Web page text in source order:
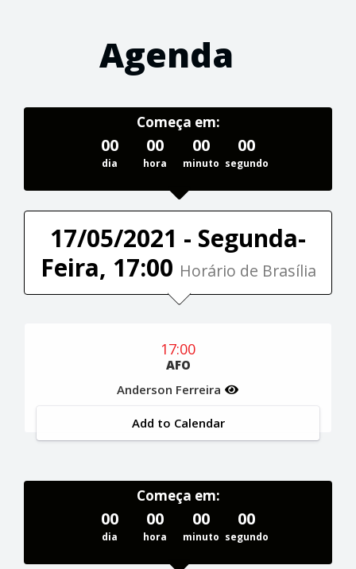
Agenda
Começa em:
00
dia
00
hora
00
minuto
00
segundo
17/05/2021 - Segunda-
Feira, 17:00 Horário de Brasília
17:00
AFO
Anderson Ferreira
Add to Calendar
Começa em:
00
dia
00
hora
00
minuto
00
segundo